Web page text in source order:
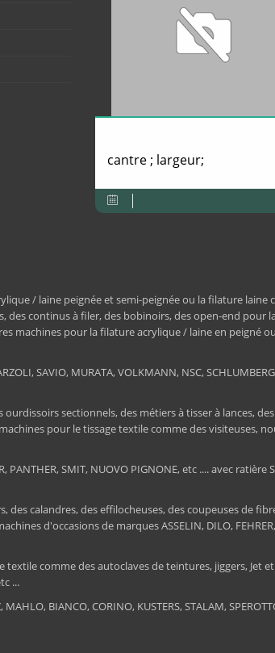
cantre ; largeur;
/ laine peignée et semi-peignée ou la filature laine
des continus à filer, des bobinoirs, des open-end pour
machines pour la filature acrylique / laine en peigné
SAVIO, MURATA, VOLKMANN, NSC,
sectionnels, des métiers à tisser à lances,
pour le tissage textile comme des visiteuses,
SMIT, NUOVO PIGNONE, etc .... avec ratière
calandres, des effilocheuses, des coupeuses de
d'occasions de marques ASSELIN, DILO, FEHRER,
comme des autoclaves de teintures, jiggers, Jet
...
BIANCO, CORINO, KUSTERS, STALAM,